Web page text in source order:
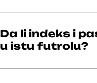
Da li indeks i
u istu futrolu?